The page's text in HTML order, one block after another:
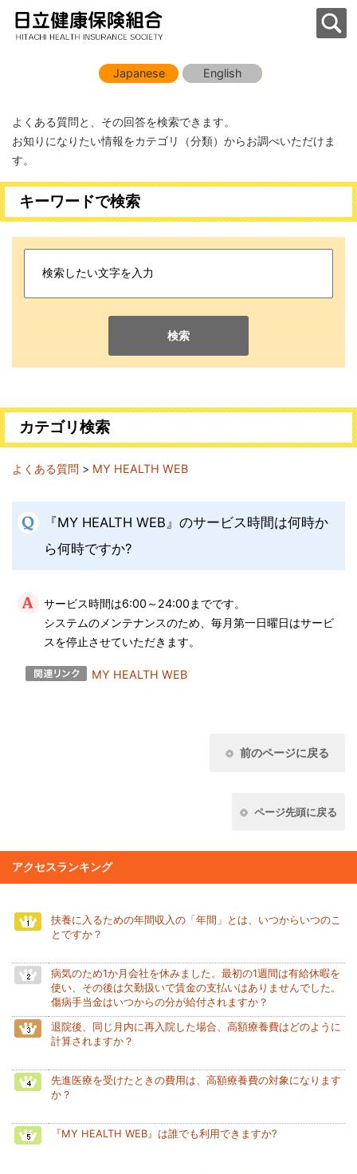
Japanese English
よくある質問と、その回答を検索できます。
お知りになりたい情報をカテゴリ（分類）からお調べいただけま
す。
キーワードで検索
検索
カテゴリ検索
よくある質問 > MY HEALTH WEB
『MY HEALTH WEB』のサービス時間は何時か
ら何時ですか?
サービス時間は6:00～24:00までです。
システムのメンテナンスのため、毎月第一日曜日はサービ
スを停止させていただきます。
MY HEALTH WEB
前のページに戻る
ページ先頭に戻る
アクセスランキング
扶養に入るための年間収入の「年間」とは、いつからいつのこ
とですか？
病気のため1か月会社を休みました。最初の1週間は有給休暇を
使い、その後は欠勤扱いで賃金の支払いはありませんでした。
傷病手当金はいつからの分が給付されますか？
退院後、同じ月内に再入院した場合、高額療養費はどのように
計算されますか？
先進医療を受けたときの費用は、高額療養費の対象になります
か？
『MY HEALTH WEB』は誰でも利用できますか?